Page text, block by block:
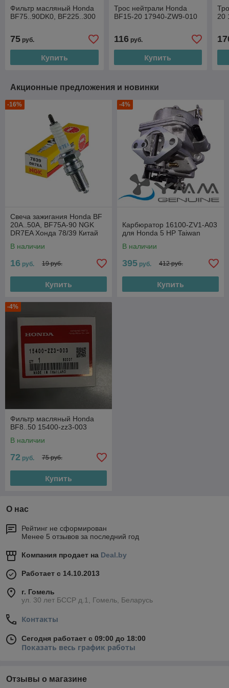
Фильтр масляный Honda
BF75..90DK0, BF225..300
75 руб.
Купить
Трос нейтрали Honda
BF15-20 17940-ZW9-010
116руб.
Купить
20
Акционные предложения и новинки
-16%
Свеча зажигания Honda BF
20A..50A, BF75A-90 NGK
DR7EA Хонда 78/39 Китай
В наличии
16 руб. 19 руб.
Купить
-4%
Карбюратор 16100-ZV1-A03
для Honda 5 HP Taiwan
В наличии
395 руб. 412 руб.
Купить
-4%
Фильтр масляный Honda
BF8..50 15400-zz3-003
В наличии
72 руб. 75 руб.
Купить
О нас
Рейтинг не сформирован
Менее 5 отзывов за последний год
Компания продает на Deal.by
Работает с 14.10.2013
г. Гомель
ул. 30 лет БССР д.1, Гомель, Беларусь
Контакты
Сегодня работает с 09:00 до 18:00
Показать весь график работы
Отзывы о магазине